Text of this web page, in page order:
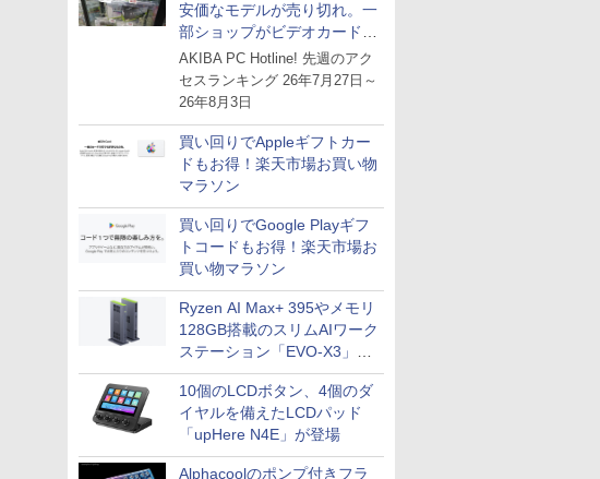
安価なモデルが売り切れ。一
部ショップがビデオカードの
購入制限を実施したニュース
が注目を集める
AKIBA PC Hotline! 先週のアク
セスランキング 26年7月27日～
26年8月3日
買い回りでAppleギフトカー
ドもお得！楽天市場お買い物
マラソン
買い回りでGoogle Playギフ
トコードもお得！楽天市場お
買い物マラソン
Ryzen AI Max+ 395やメモリ
128GB搭載のスリムAIワーク
ステーション「EVO-X3」が
GMKtecから
10個のLCDボタン、4個のダ
イヤルを備えたLCDパッド
「upHere N4E」が登場
Alphacoolのポンプ付きフラ